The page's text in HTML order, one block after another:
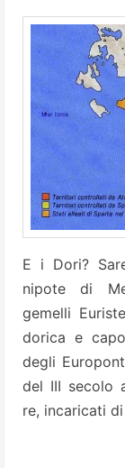
E i Dori?
nipote di
gemelli
dorica e
degli
del III secolo
re, incaricati